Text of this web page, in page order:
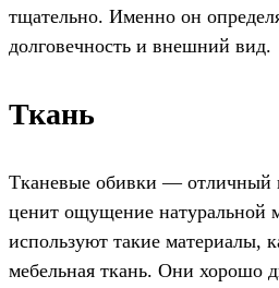
тщательно. Именно он
долговечность и внешний вид.
Ткань
Тканевые обивки — отличный
ценит ощущение натуральной
используют такие материалы,
мебельная ткань. Они хорошо